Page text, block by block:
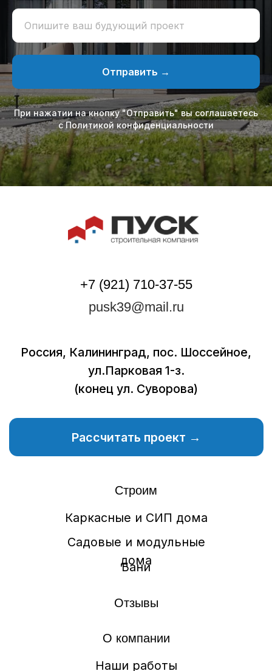
Опишите ваш будующий проект
Отправить →
При нажатии на кнопку "Отправить" вы соглашаетесь
с Политикой конфиденциальности